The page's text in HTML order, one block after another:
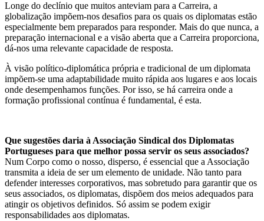
Longe do declínio que muitos anteviam para a Carreira, a
globalização impõem-nos desafios para os quais os diplomatas estão
especialmente bem preparados para responder. Mais do que nunca, a
preparação internacional e a visão aberta que a Carreira proporciona,
dá-nos uma relevante capacidade de resposta.
À visão político-diplomática própria e tradicional de um diplomata
impõem-se uma adaptabilidade muito rápida aos lugares e aos locais
onde desempenhamos funções. Por isso, se há carreira onde a
formação profissional contínua é fundamental, é esta.
Que sugestões daria à Associação Sindical dos Diplomatas
Portugueses para que melhor possa servir os seus associados?
Num Corpo como o nosso, disperso, é essencial que a Associação
transmita a ideia de ser um elemento de unidade. Não tanto para
defender interesses corporativos, mas sobretudo para garantir que os
seus associados, os diplomatas, dispõem dos meios adequados para
atingir os objetivos definidos. Só assim se podem exigir
responsabilidades aos diplomatas.